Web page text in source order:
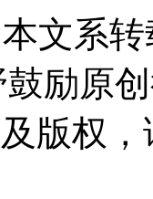
系转
励原
版权，